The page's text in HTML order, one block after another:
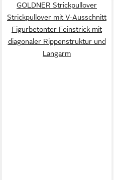
GOLDNER Strickpullover
Strickpullover mit V-Ausschnitt
Figurbetonter Feinstrick mit
diagonaler Rippenstruktur und
Langarm